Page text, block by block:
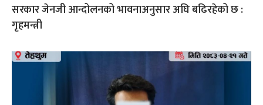
सरकार जेनजी आन्दोलनको भावनाअनुसार अघि बढिरहेको छ :
गृहमन्त्री